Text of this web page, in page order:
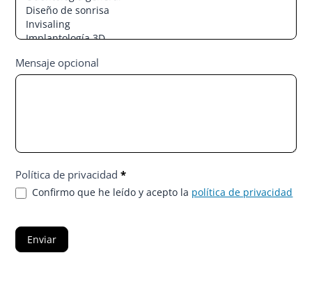
tratamiento
deseas?
Mensaje opcional
Política de privacidad*
Confirmo que he leído y acepto la política de privacidad
Enviar